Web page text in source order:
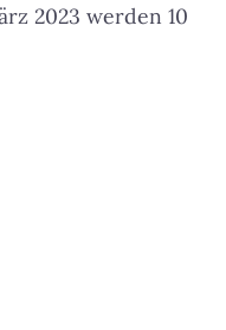
2023 werden 10